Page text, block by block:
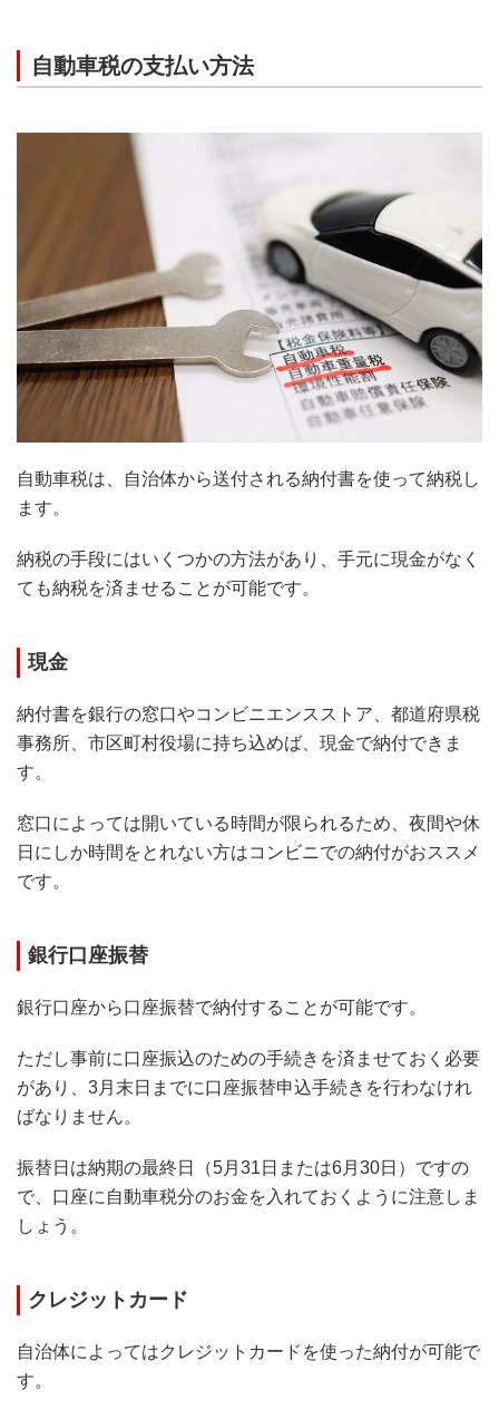
自動車税の支払い方法
自動車税は、自治体から送付される納付書を使って納税し
ます。
納税の手段にはいくつかの方法があり、手元に現金がなく
ても納税を済ませることが可能です。
現金
納付書を銀行の窓口やコンビニエンスストア、都道府県税
事務所、市区町村役場に持ち込めば、現金で納付できま
す。
窓口によっては開いている時間が限られるため、夜間や休
日にしか時間をとれない方はコンビニでの納付がおススメ
です。
銀行口座振替
銀行口座から口座振替で納付することが可能です。
ただし事前に口座振込のための手続きを済ませておく必要
があり、3月末日までに口座振替申込手続きを行わなけれ
ばなりません。
振替日は納期の最終日（5月31日または6月30日）ですの
で、口座に自動車税分のお金を入れておくように注意しま
しょう。
クレジットカード
自治体によってはクレジットカードを使った納付が可能で
す。